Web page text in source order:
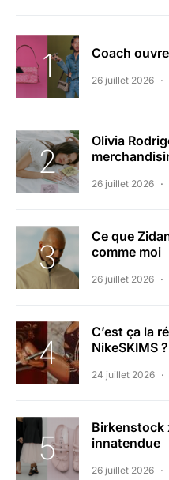
Coach
26 juillet 2026
Olivia
26 juillet 2026
Ce que
comme moi
26 juillet 2026
C’est ça la
NikeSKIMS ?
24 juillet 2026
Birkenstock
innatendue
26 juillet 2026